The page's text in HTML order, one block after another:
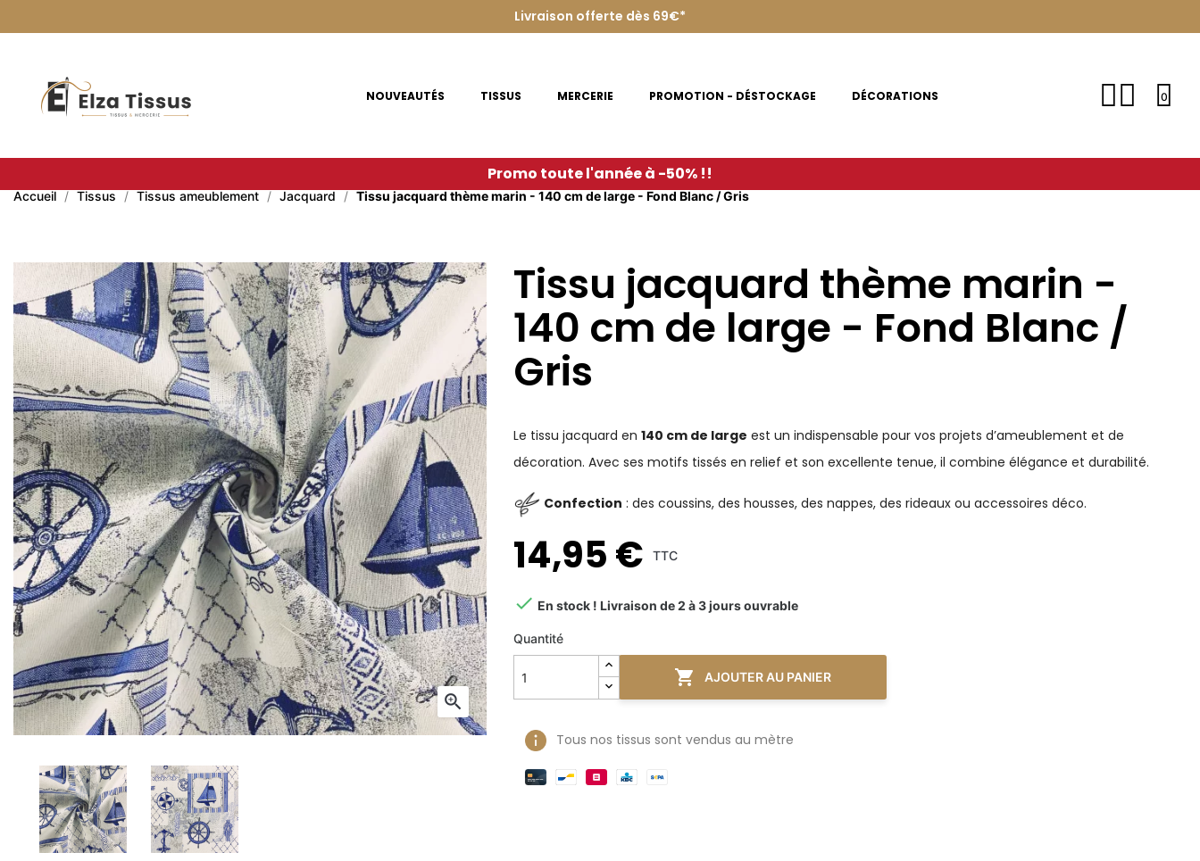
Livraison offerte dès 69€*
NOUVEAUTÉS TISSUS MERCERIE PROMOTION - DÉSTOCKAGE DÉCORATIONS 0
Promo toute l'année à -50% !!
Accueil Tissus Tissus ameublement Jacquard Tissu jacquard thème marin - 140 cm de large - Fond Blanc / Gris

Tissu jacquard thème marin -
140 cm de large - Fond Blanc /
Gris
Le tissu jacquard en 140 cm de large est un indispensable pour vos projets d’ameublement et de
décoration. Avec ses motifs tissés en relief et son excellente tenue, il combine élégance et durabilité.
Confection : des coussins, des housses, des nappes, des rideaux ou accessoires déco.
14,95 € TTC
 En stock ! Livraison de 2 à 3 jours ouvrable
Quantité
 AJOUTER AU PANIER
Tous nos tissus sont vendus au mètre